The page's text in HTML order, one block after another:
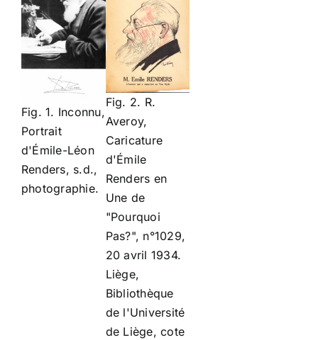
Fig. 1. Inconnu,
Portrait
d'Émile-Léon
Renders, s.d.,
photographie.
Fig. 2. R.
Averoy,
Caricature
d'Émile
Renders en
Une de
"Pourquoi
Pas?", n°1029,
20 avril 1934.
Liège,
Bibliothèque
de l'Université
de Liège, cote